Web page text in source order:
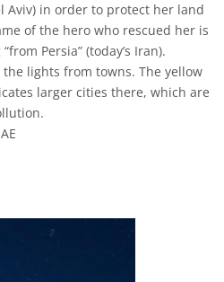
Aviv) in order to protect her land
of the hero who rescued her is
Persia” (today’s Iran).
lights from towns. The yellow
larger cities there, which are
Commons (CC) Attribution 4.0